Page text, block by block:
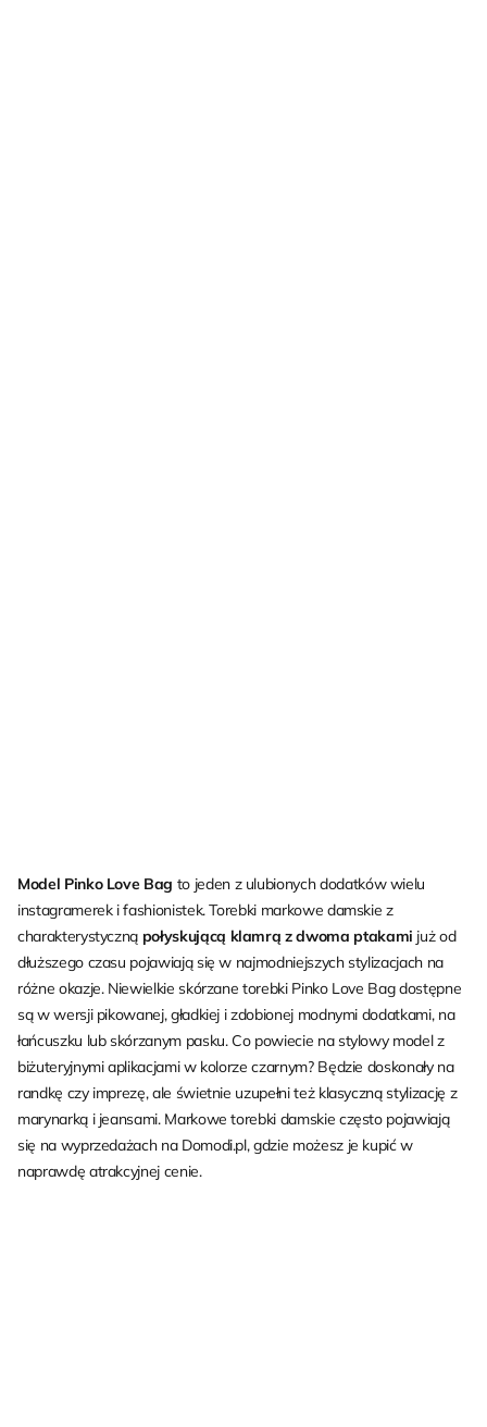
Model Pinko Love Bag to jeden z ulubionych dodatków wielu
instagramerek i fashionistek. Torebki markowe damskie z
charakterystyczną połyskującą klamrą z dwoma ptakami już od
dłuższego czasu pojawiają się w najmodniejszych stylizacjach na
różne okazje. Niewielkie skórzane torebki Pinko Love Bag dostępne
są w wersji pikowanej, gładkiej i zdobionej modnymi dodatkami, na
łańcuszku lub skórzanym pasku. Co powiecie na stylowy model z
biżuteryjnymi aplikacjami w kolorze czarnym? Będzie doskonały na
randkę czy imprezę, ale świetnie uzupełni też klasyczną stylizację z
marynarką i jeansami. Markowe torebki damskie często pojawiają
się na wyprzedażach na Domodi.pl, gdzie możesz je kupić w
naprawdę atrakcyjnej cenie.